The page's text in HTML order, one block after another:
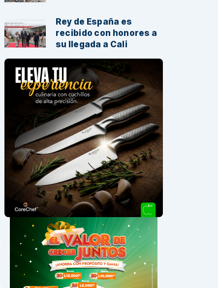
Rey de España es
recibido con honores a
su llegada a Cali